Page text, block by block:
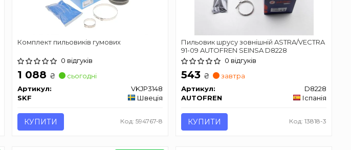
Комплект пильовиків гумових
0 відгуків
1 088 ₴
сьогодні
Артикул:
VKJP3148
SKF
Швеція
КУПИТИ Код: 594767-8
Пильовик шрусу зовнішній ASTRA/VECTRA
91-09 AUTOFREN SEINSA D8228
0 відгуків
543 ₴
завтра
Артикул:
D8228
AUTOFREN
Іспанія
КУПИТИ Код: 13818-3